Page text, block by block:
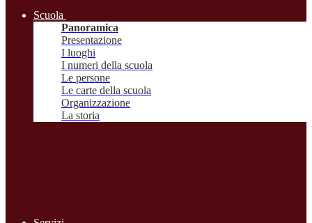
Scuola
Panoramica
Presentazione
I luoghi
I numeri della scuola
Le persone
Le carte della scuola
Organizzazione
La storia